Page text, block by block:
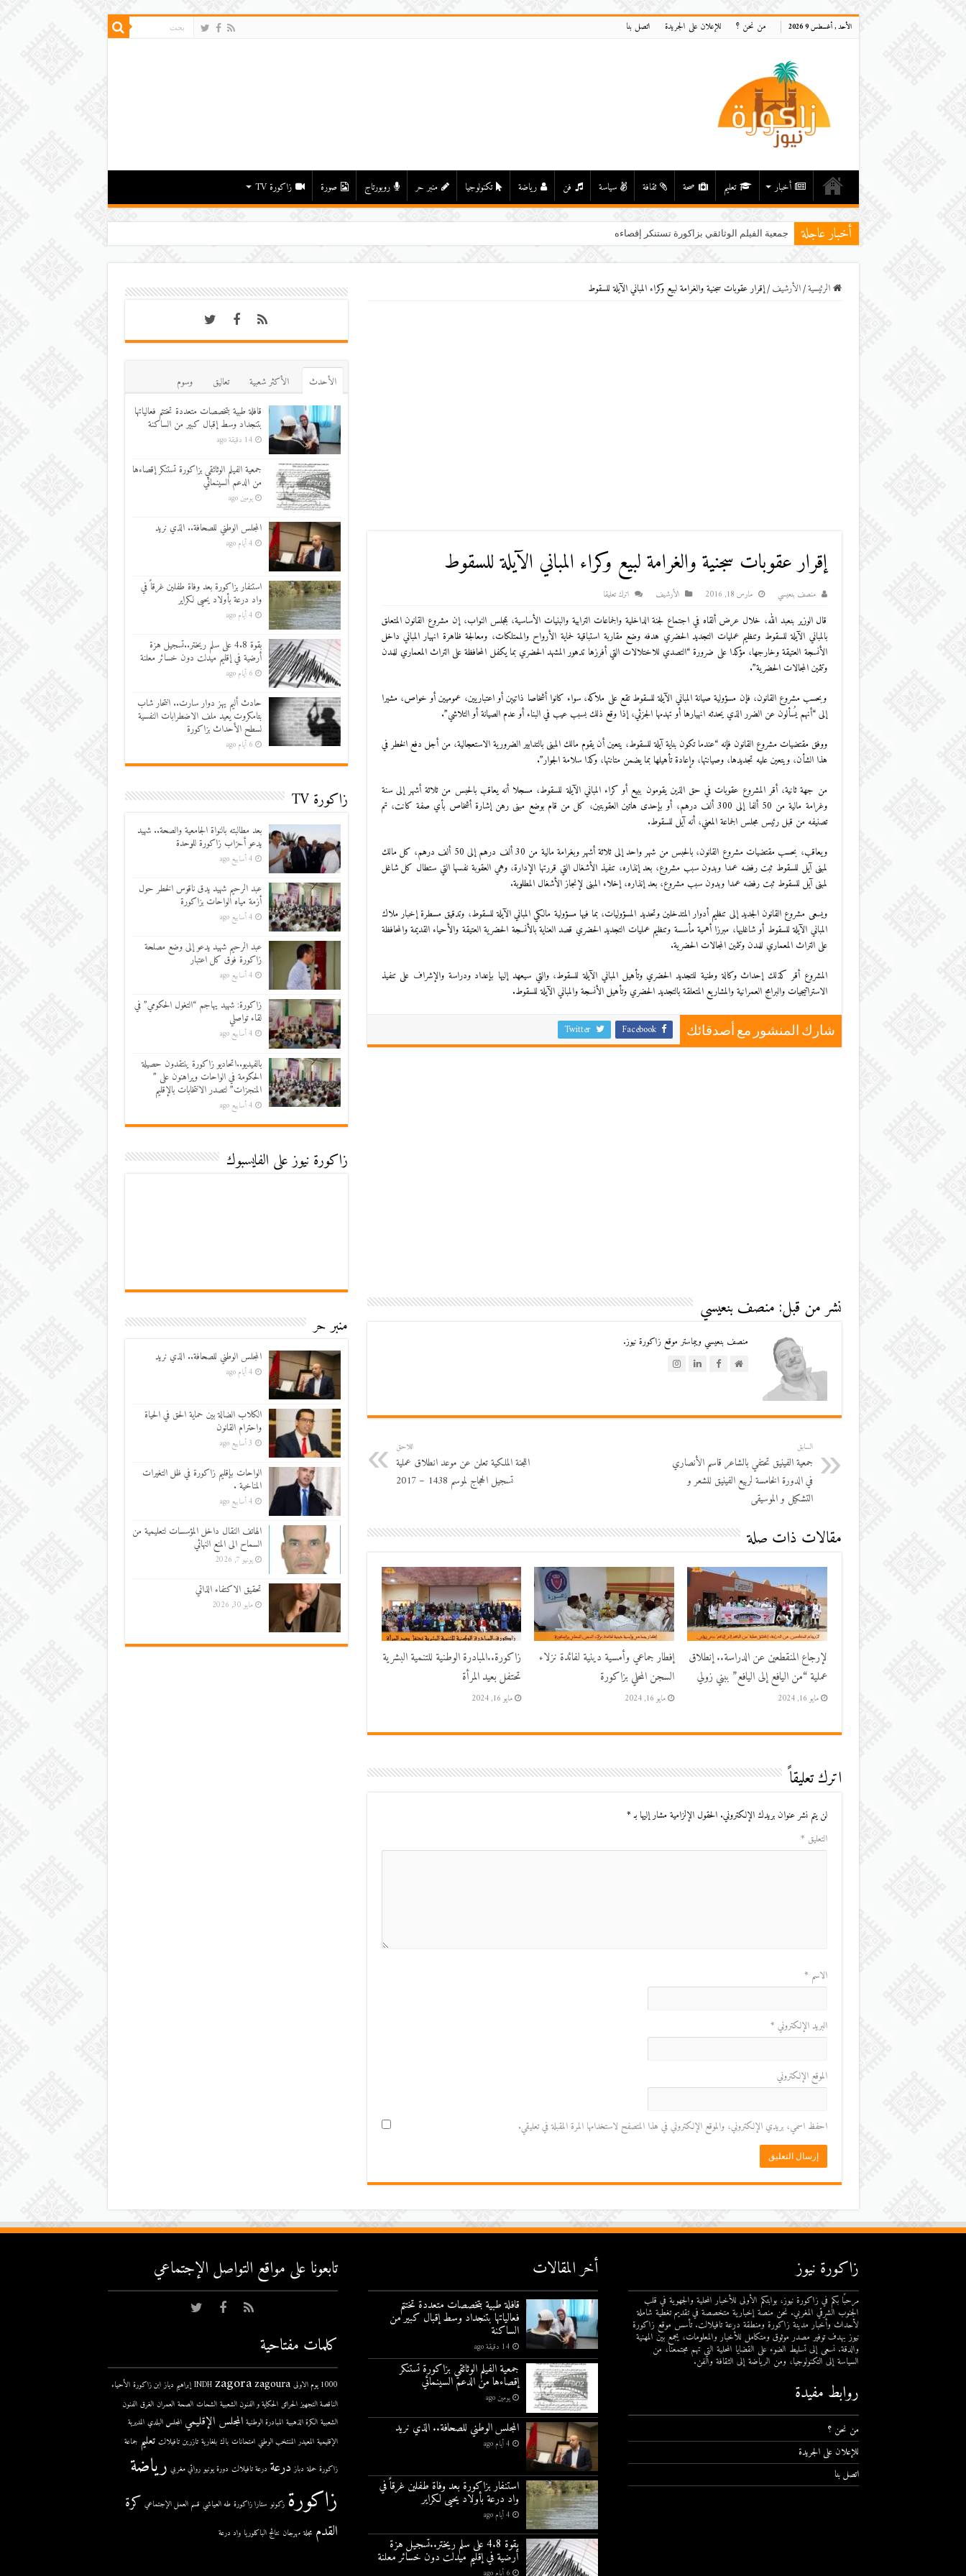
الأحد , أغسطس 9 2026 من نحن ؟ للإعلان على الجريدة اتصل بنا
أخبار تعليم صحة ثقافة سياسة فن رياضة تكنولوجيا منبر حر روبورتاج صورة زاكورة TV
أخبار عاجلة جمعية الفيلم الوثائقي بزاكورة تستنكر إقصاءها من الدعم السينمائي
الرئيسية/اﻷرشيف/إقرار عقوبات سجنية والغرامة لبيع وكراء المباني الآيلة للسقوط
إقرار عقوبات سجنية والغرامة لبيع وكراء المباني الآيلة للسقوط
منصف بنعيسي مارس 18, 2016 اﻷرشيف اترك تعليقا
قال الوزير بنعبد الله، خلال عرض ألقاه في اجتماع لجنة الداخلية والجماعات الترابية والبنيات الأساسية، بمجلس النواب، إن مشروع القانون المتعلق
بالمباني الآيلة للسقوط وتنظيم عمليات التجديد الحضري هدفه وضع مقاربة استباقية لحماية الأرواح والممتلكات، ومعالجة ظاهرة انهيار المباني داخل
الأنسجة العتيقة وخارجها، مؤكدا على ضرورة “التصدي للاختلالات التي أفرزها تدهور المشهد الحضري بما يكفل المحافظة على التراث المعماري للمدن
وتثمين المجالات الحضرية”.
وبحسب مشروع القانون، فإن مسؤولية صيانة المباني الآيلة للسقوط تقع على ملاكه، سواء كانوا أشخاصا ذاتيين أو اعتباريين، عموميين أو خواص، مشيرا
إلى “أنهم يُسألون عن الضرر الذي يحدثه انهيارها أو تهدمها الجزئي، إذا وقع ذلك بسبب عيب في البناء أو عدم الصيانة أو التلاشي”.
ووفق مقتضيات مشروع القانون فإنه “عندما تكون بناية آيلة للسقوط، يتعين أن يقوم مالك المبنى بالتدابير الضرورية الاستعجالية، من أجل دفع الخطر في
هذا الشأن، ويتعين عليه تجديدها، وصيانتها، وإعادة تأهيلها بما يضمن متانتها، وكذا سلامة الجوار”.
من جهة ثانية، أقر المشروع عقوبات في حق الذين يقومون ببيع أو كراء المباني الآيلة للسقوط، مسجلا أنه يعاقب بالحبس من ثلاثة أشهر إلى سنة
وغرامة مالية من 50 ألفا إلى 300 ألف درهم، أو بإحدى هاتين العقوبتين، كل من قام بوضع مبنى رهن إشارة أشخاص بأي صفة كانت، تم
تصنيفه من قبل رئيس مجلس الجماعة المعني، أنه آيل للسقوط.
ويعاقب، بحسب مقتضيات مشروع القانون، بالحبس من شهر واحد إلى ثلاثة أشهر وبغرامة مالية من 30 ألف درهم إلى 50 ألف درهم، كل مالك
لمبنى آيل للسقوط ثبت رفضه عمدا وبدون سبب مشروع، بعد إنذاره، تنفيذ الأشغال التي قررتها الإدارة، وهي العقوبة نفسها التي ستطال كل شاغل
لمبنى آيل للسقوط ثبت رفضه عمدا وبدون سبب مشروع، بعد إنذاره، إخلاء المبنى لإنجاز الأشغال المطلوبة.
ويسعى مشروع القانون الجديد إلى تنظيم أدوار المتدخلين وتحديد المسؤوليات، بما فيها مسؤولية مالكي المباني الآيلة للسقوط، وتدقيق مسطرة إخبار ملاك
المباني الآيلة للسقوط أو شاغليها، مبرزا أهمية مأسسة وتنظيم عمليات التجديد الحضري قصد العناية بالأنسجة الحضرية العتيقة والأحياء القديمة والمحافظة
على التراث المعماري للمدن وتثمين المجالات الحضرية.
المشروع أقر كذلك إحداث وكالة وطنية للتجديد الحضري وتأهيل المباني الآيلة للسقوط، والتي سيعهد إليها بإعداد ودراسة والإشراف على تنفيذ
الاستراتيجيات والبرامج العمرانية والمشاريع المتعلقة بالتجديد الحضري وتأهيل الأنسجة والمباني الآيلة للسقوط.
شارك المنشور مع أصدقائك Facebook
Twitter
نشر من قبل: منصف بنعيسي
منصف بنعيسي ويبماستر موقع زاكورة نيوز.
السابق
جمعية الفينيق تحتفي بالشاعر قاسم الأنصاري
في الدورة الخامسة لربيع الفينيق للشعر و
التشكيل و الموسيقى
اللاحق
اللجنة الملكية تعلن عن موعد انطلاق عملية
تسجيل الحجاج لموسم 1438 – 2017
مقالات ذات صلة
لإرجاع المنقطعين عن الدراسة.. إنطلاق
عملية “من اليافع إلى اليافع” ببني زولي
مايو 16, 2024
إفطار جماعي وأمسية دينية لفائدة نزلاء
السجن المحلي بزاكورة
مايو 16, 2024
زاكورة..المبادرة الوطنية للتنمية البشرية
تحتفل بعيد المرأة
مايو 16, 2024
اترك تعليقاً
لن يتم نشر عنوان بريدك الإلكتروني. الحقول الإلزامية مشار إليها بـ*
التعليق *
الاسم *
البريد الإلكتروني *
الموقع الإلكتروني
احفظ اسمي، بريدي الإلكتروني، والموقع الإلكتروني في هذا المتصفح لاستخدامها المرة المقبلة في تعليقي.
اﻷحدث اﻷكثر شعبية تعاليق
وسوم
قافلة طبية بتخصصات متعددة تختتم فعالياتها
بتنجداد وسط إقبال كبير من الساكنة
14 دقيقة ago
جمعية الفيلم الوثائقي بزاكورة تستنكر إقصاءها
من الدعم السينمائي
يومين ago
المجلس الوطني للصحافة.. الذي نريد
4 أيام ago
استنفار بزاكورة بعد وفاة طفلين غرقاً في
واد درعة بأولاد يحيى لكراير
4 أيام ago
بقوة 4.8 على سلم ريختر..تسجيل هزة
أرضية في إقليم ميدلت دون خسائر معلنة
6 أيام ago
حادث أليم يهز دوار سارت.. انتحار شاب
بتامكروت يعيد ملف الاضطرابات النفسية
لسطح الأحداث بزاكورة
6 أيام ago
زاكورة TV
بعد مطالبته بالنواة الجامعية والصحة.. شهيد
يدعو أحزاب زاكورة للوحدة
4 أسابيع ago
عبد الرحيم شهيد يدق ناقوس الخطر حول
أزمة مياه الواحات بزاكورة
4 أسابيع ago
عبد الرحيم شهيد يدعو إلى وضع مصلحة
زاكورة فوق كل اعتبار
4 أسابيع ago
زاكورة: شهيد يهاجم “التغول الحكومي” في
لقاء تواصلي
4 أسابيع ago
بالفيديو..اتحاديو زاكورة ينتقدون حصيلة
الحكومة في الواحات ويراهنون على ”
المنجزات” لتصدر الانتخابات بالإقليم
4 أسابيع ago
زاكورة نيوز على الفايسبوك
منبر حر
المجلس الوطني للصحافة.. الذي نريد
4 أيام ago
الكلاب الضالة بين حماية الحق في الحياة
واحترام القانون
3 أسابيع ago
الواحات بإقليم زاكورة في ظل التغيرات
المناخية .
4 أسابيع ago
الهاتف النقال داخل المؤسسات لتعليمية من
السماح الى المنع النهائي
يونيو 7, 2026
تحقيق الاكتفاء الذاتي
مايو 30, 2026
زاكورة نيوز
مرحبًا بكم في زاكورة نيوز، بوابتكم الأولى للأخبار المحلية والجهوية في قلب
الجنوب الشرقي المغربي. نحن منصة إخبارية متخصصة في تقديم تغطية شاملة
لأحداث وأخبار مدينة زاكورة ومنطقة درعة تافيلالت. تأسس موقع زاكورة
نيوز بهدف توفير مصدر موثوق ومتكامل للأخبار والمعلومات، يجمع بين المهنية
والدقة. نسعى إلى تسليط الضوء على القضايا المحلية التي تهم مجتمعنا، من
السياسة إلى التكنولوجيا، ومن الرياضة إلى الثقافة والفن.
روابط مفيدة
من نحن ؟
للإعلان على الجريدة
اتصل بنا
أخر المقالات
قافلة طبية بتخصصات متعددة تختتم
فعالياتها بتنجداد وسط إقبال كبير من
الساكنة
14 دقيقة ago
جمعية الفيلم الوثائقي بزاكورة تستنكر
إقصاءها من الدعم السينمائي
يومين ago
المجلس الوطني للصحافة.. الذي نريد
4 أيام ago
استنفار بزاكورة بعد وفاة طفلين غرقاً في
واد درعة بأولاد يحيى لكراير
4 أيام ago
بقوة 4.8 على سلم ريختر..تسجيل هزة
أرضية في إقليم ميدلت دون خسائر معلنة
تابعونا على مواقع التواصل اﻹجتماعي
كلمات مفتاحية
1000 يوم الاولى INDH zagorazagoura إبراهيم دياز ابن زاكورة الأحياء
الناقصة التجهيز الحرائق الحكاية و الفنون الشعبية الشحات الصحة العمران الغرق الفنون
الشعبية الكرة الذهبية المبادرة الوطنية المجلس الإقليمي المجلس البلدي المديرية
الإقليمية المعيدر المنتخب الوطني امتحانات باك بلغارية تازرين تافيلالت تعليم جماعة
زاكورة حملة دباز درعة درعة تافيلالت دورة يونيو روائي مغربي رياضة
زاكورة زكونو ستارا زاكورة طه العياشي قسم العمل الإجتماعي كرة
القدم مجلة مهرجان نتائج الباكلوريا واد درعة